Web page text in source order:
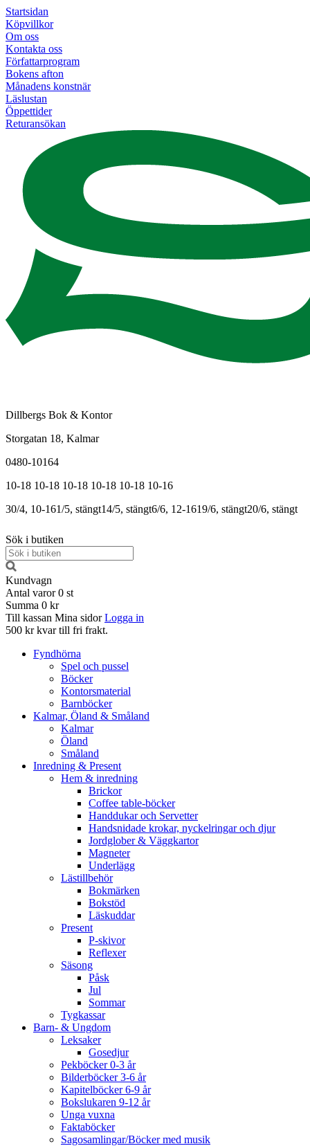
Startsidan
Köpvillkor
Om oss
Kontakta oss
Författarprogram
Bokens afton
Månadens konstnär
Läslustan
Öppettider
Returansökan
Dillbergs Bok & Kontor
Storgatan 18, Kalmar
0480-10164
10-18 10-18 10-18 10-18 10-18 10-16
30/4, 10-161/5, stängt14/5, stängt6/6, 12-1619/6, stängt20/6, stängt
Sök i butiken
Kundvagn
Antal varor 0 st
Summa 0 kr
Till kassan Mina sidor Logga in
500 kr kvar till fri frakt.
Fyndhörna
Spel och pussel
Böcker
Kontorsmaterial
Barnböcker
Kalmar, Öland & Småland
Kalmar
Öland
Småland
Inredning & Present
Hem & inredning
Brickor
Coffee table-böcker
Handdukar och Servetter
Handsnidade krokar, nyckelringar och djur
Jordglober & Väggkartor
Magneter
Underlägg
Lästillbehör
Bokmärken
Bokstöd
Läskuddar
Present
P-skivor
Reflexer
Säsong
Påsk
Jul
Sommar
Tygkassar
Barn- & Ungdom
Leksaker
Gosedjur
Pekböcker 0-3 år
Bilderböcker 3-6 år
Kapitelböcker 6-9 år
Bokslukaren 9-12 år
Unga vuxna
Faktaböcker
Sagosamlingar/Böcker med musik